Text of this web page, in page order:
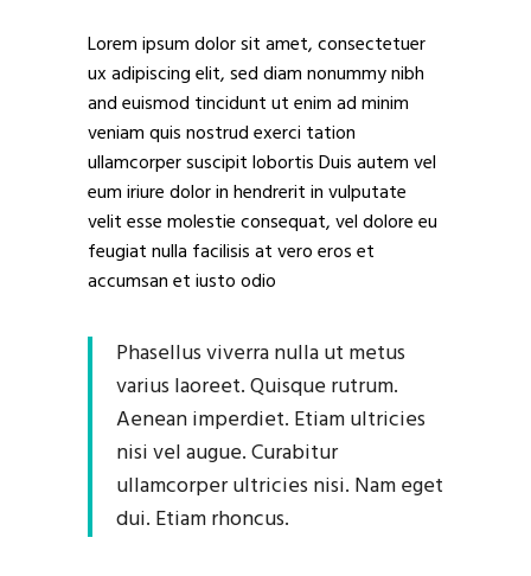
Lorem ipsum dolor sit amet, consectetuer
ux adipiscing elit, sed diam nonummy nibh
and euismod tincidunt ut enim ad minim
veniam quis nostrud exerci tation
ullamcorper suscipit lobortis Duis autem vel
eum iriure dolor in hendrerit in vulputate
velit esse molestie consequat, vel dolore eu
feugiat nulla facilisis at vero eros et
accumsan et iusto odio
Phasellus viverra nulla ut metus
varius laoreet. Quisque rutrum.
Aenean imperdiet. Etiam ultricies
nisi vel augue. Curabitur
ullamcorper ultricies nisi. Nam eget
dui. Etiam rhoncus.